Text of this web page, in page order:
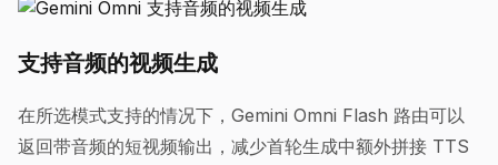
支持音频的视频生成
在所选模式支持的情况下，Gemini Omni Flash 路由可以
返回带音频的短视频输出，减少首轮生成中额外拼接 TTS